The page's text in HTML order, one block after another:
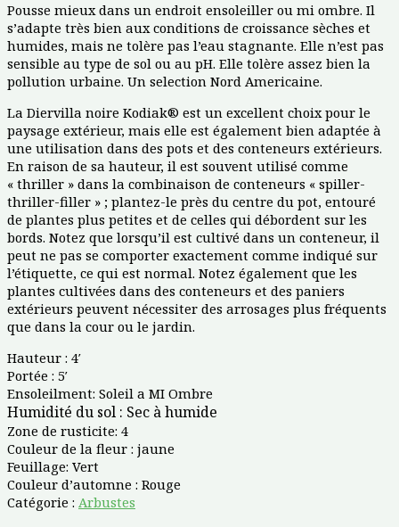
Pousse mieux dans un endroit ensoleiller ou mi ombre. Il
s’adapte très bien aux conditions de croissance sèches et
humides, mais ne tolère pas l’eau stagnante. Elle n’est pas
sensible au type de sol ou au pH. Elle tolère assez bien la
pollution urbaine. Un selection Nord Americaine.
La Diervilla noire Kodiak® est un excellent choix pour le
paysage extérieur, mais elle est également bien adaptée à
une utilisation dans des pots et des conteneurs extérieurs.
En raison de sa hauteur, il est souvent utilisé comme
« thriller » dans la combinaison de conteneurs « spiller-
thriller-filler » ; plantez-le près du centre du pot, entouré
de plantes plus petites et de celles qui débordent sur les
bords. Notez que lorsqu’il est cultivé dans un conteneur, il
peut ne pas se comporter exactement comme indiqué sur
l’étiquette, ce qui est normal. Notez également que les
plantes cultivées dans des conteneurs et des paniers
extérieurs peuvent nécessiter des arrosages plus fréquents
que dans la cour ou le jardin.
Hauteur : 4′
Portée : 5′
Ensoleilment: Soleil a MI Ombre
Humidité du sol : Sec à humide
Zone de rusticite: 4
Couleur de la fleur : jaune
Feuillage: Vert
Couleur d’automne : Rouge
Catégorie : Arbustes